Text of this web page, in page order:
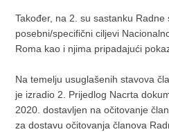
Također, na 2. su sastanku
posebni/specifični ciljevi
Roma kao i njima pripadajući
Na temelju usuglašenih stavova
je izradio 2. Prijedlog Nacrta
2020. dostavljen na očitovanje
za dostavu očitovanja članova